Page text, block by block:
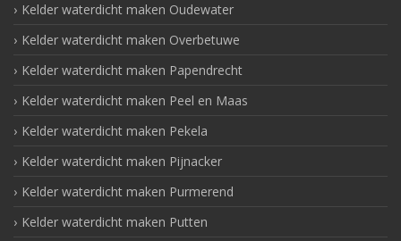
Kelder waterdicht maken Oudewater
Kelder waterdicht maken Overbetuwe
Kelder waterdicht maken Papendrecht
Kelder waterdicht maken Peel en Maas
Kelder waterdicht maken Pekela
Kelder waterdicht maken Pijnacker
Kelder waterdicht maken Purmerend
Kelder waterdicht maken Putten